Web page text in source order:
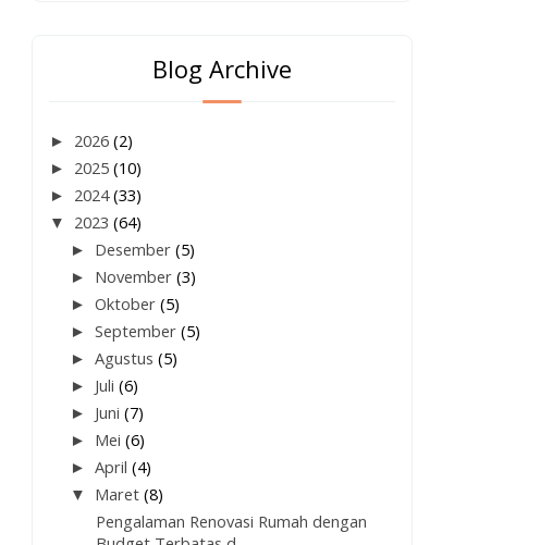
Blog Archive
► 2026 (2)
► 2025 (10)
► 2024(33)
▼ 2023 (64)
► Desember(5)
► November(3)
►Oktober(5)
►September(5)
►Agustus(5)
► Juli(6)
► Juni(7)
► Mei(6)
►April(4)
▼ Maret(8)
Pengalaman Renovasi Rumah dengan